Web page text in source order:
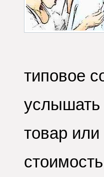
типовое
услышать
товар